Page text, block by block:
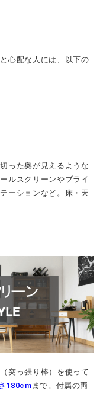
心配な人には、以下の
った奥が見えるような
ルスクリーンやブライ
ーションなど。床・天
（突っ張り棒）を使って
180cm まで。付属の両